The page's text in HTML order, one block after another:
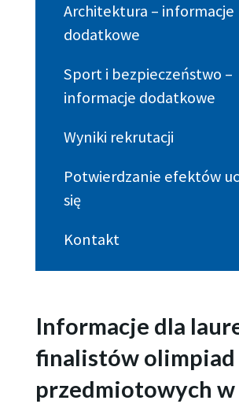
Architektura – informacje
dodatkowe
Sport i bezpieczeństwo –
informacje dodatkowe
Wyniki rekrutacji
Potwierdzanie efektów
się
Kontakt
Informacje dla
finalistów olimpiad
przedmiotowych w